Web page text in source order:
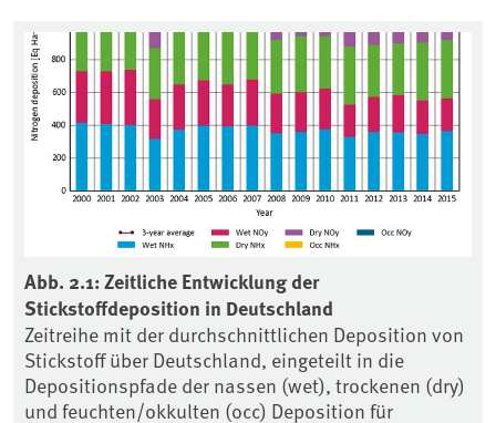
Associated content
Abb. 2.1: Zeitliche Entwicklung der
Stickstoffdeposition in Deutschland
Zeitreihe mit der durchschnittlichen Deposition von
Stickstoff über Deutschland, eingeteilt in die
Depositionspfade der nassen (wet), trockenen (dry)
und feuchten/okkulten (occ) Deposition für